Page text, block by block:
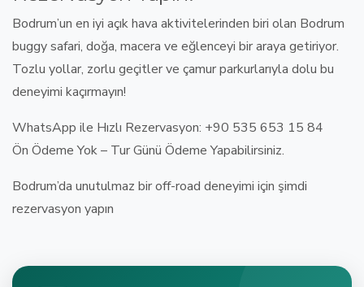
Bodrum’un en iyi açık hava aktivitelerinden biri olan Bodrum
buggy safari, doğa, macera ve eğlenceyi bir araya getiriyor.
Tozlu yollar, zorlu geçitler ve çamur parkurlarıyla dolu bu
deneyimi kaçırmayın!
WhatsApp ile Hızlı Rezervasyon: +90 535 653 15 84
Ön Ödeme Yok – Tur Günü Ödeme Yapabilirsiniz.
Bodrum’da unutulmaz biroff-road deneyimi için şimdi
rezervasyon yapın